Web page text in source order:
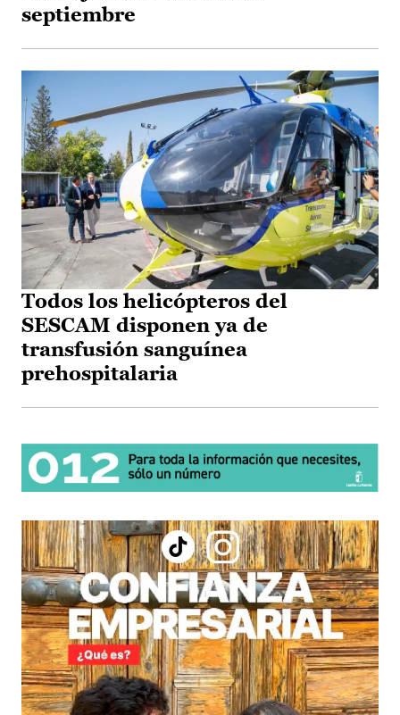
septiembre
Todos los helicópteros del
SESCAM disponen ya de
transfusión sanguínea
prehospitalaria